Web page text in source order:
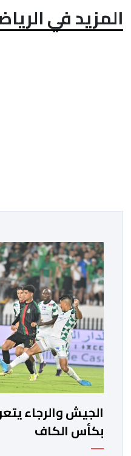
المزيد في
الجيش والرجاء
بكأس الكاف